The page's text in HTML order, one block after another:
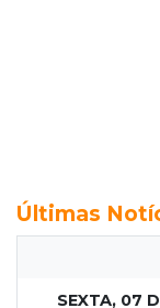
Últimas
SEXTA, 07